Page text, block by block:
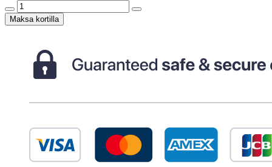
Maksa kortilla